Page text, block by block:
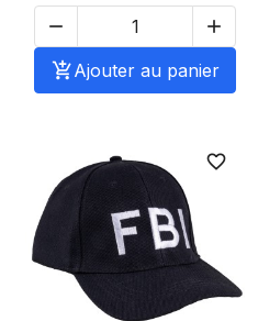


Ajouter au panier
favorite_border